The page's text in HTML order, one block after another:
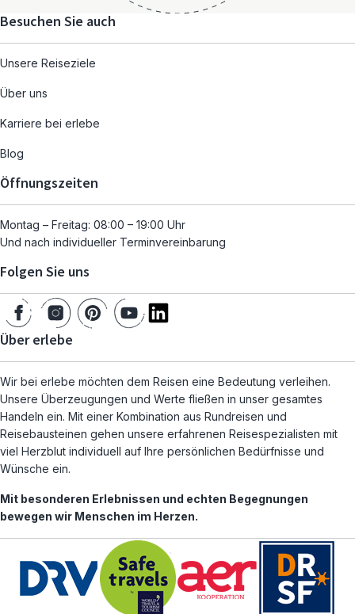
Besuchen Sie auch
Unsere Reiseziele
Über uns
Karriere bei erlebe
Blog
Öffnungszeiten
Montag – Freitag: 08:00 – 19:00 Uhr
Und nach individueller Terminvereinbarung
Folgen Sie uns
Über erlebe
Wir bei erlebe möchten dem Reisen eine Bedeutung verleihen.
Unsere Überzeugungen und Werte fließen in unser gesamtes
Handeln ein. Mit einer Kombination aus Rundreisen und
Reisebausteinen gehen unsere erfahrenen Reisespezialisten mit
viel Herzblut individuell auf Ihre persönlichen Bedürfnisse und
Wünsche ein.
Mit besonderen Erlebnissen und echten Begegnungen
bewegen wir Menschen im Herzen.